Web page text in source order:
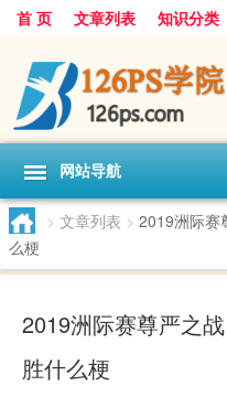
首 页 文章列表 知识分类
网站导航
> 文章列表 > 2019洲际赛
么梗
2019洲际赛尊严之
胜什么梗